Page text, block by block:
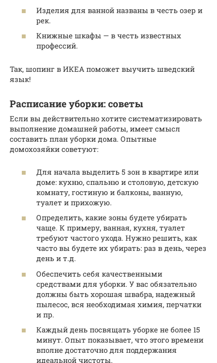
Изделия для ванной названы в честь озер и
рек.
Книжные шкафы — в честь известных
профессий.
Так, шопинг в ИКЕА поможет выучить шведский
язык!
Расписание уборки: советы
Если вы действительно хотите систематизировать
выполнение домашней работы, имеет смысл
составить план уборки дома. Опытные
домохозяйки советуют:
Для начала выделить 5 зон в квартире или
доме: кухню, спальню и столовую, детскую
комнату, гостиную и балконы, ванную,
туалет и прихожую.
Определить, какие зоны будете убирать
чаще. К примеру, ванная, кухня, туалет
требуют частого ухода. Нужно решить, как
часто вы будете их убирать: раз в день, через
день и т.д.
Обеспечить себя качественными
средствами для уборки. У вас обязательно
должны быть хорошая швабра, надежный
пылесос, вся необходимая химия, перчатки
и пр.
Каждый день посвящать уборке не более 15
минут. Опыт показывает, что этого времени
вполне достаточно для поддержания
идеальной чистоты.